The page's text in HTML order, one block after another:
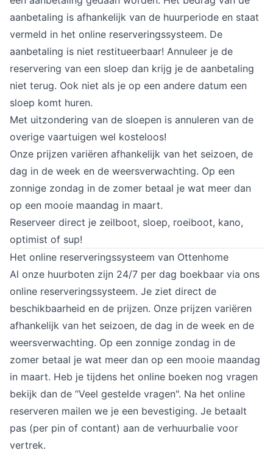
aanbetaling is afhankelijk van de huurperiode en staat
vermeld in het online reserveringssysteem. De
aanbetaling is niet restitueerbaar! Annuleer je de
reservering van een sloep dan krijg je de aanbetaling
niet terug. Ook niet als je op een andere datum een
sloep komt huren.
Met uitzondering van de sloepen is annuleren van de
overige vaartuigen wel kosteloos!
Onze prijzen variëren afhankelijk van het seizoen, de
dag in de week en de weersverwachting. Op een
zonnige zondag in de zomer betaal je wat meer dan
op een mooie maandag in maart.
Reserveer direct je zeilboot, sloep, roeiboot, kano,
optimist of sup!
Het online reserveringssysteem van Ottenhome
Al onze huurboten zijn 24/7 per dag boekbaar via ons
online reserveringssysteem. Je ziet direct de
beschikbaarheid en de prijzen. Onze prijzen variëren
afhankelijk van het seizoen, de dag in de week en de
weersverwachting. Op een zonnige zondag in de
zomer betaal je wat meer dan op een mooie maandag
in maart. Heb je tijdens het online boeken nog vragen
bekijk dan de “Veel gestelde vragen". Na het online
reserveren mailen we je een bevestiging. Je betaalt
pas (per pin of contant) aan de verhuurbalie voor
vertrek.